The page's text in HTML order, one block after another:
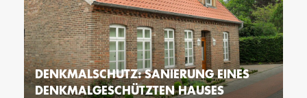
DENKMALSCHUTZ: SANIERUNG EINES
DENKMALGESCHÜTZTEN HAUSES